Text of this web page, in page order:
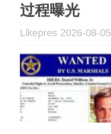
过程曝光
Likepres 2026-08-05